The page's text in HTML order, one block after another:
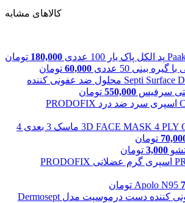
کالاهای مشابه
پد الکل پاک یار 100 عددی 180,000 تومان
بینی 50 عددی
60,000 تومان
محلول ضد عفونی كننده
سرفیس 550,000 تومان
اسپری سرد ضد درد PRODOFIX
ماسک 3 بعدی 4
تومان
3,000 تومان
اسپری گرم عضلانی PRODOFIX
تومان
محلول الکلی ضدعفونی کننده دست درموسپت مدل Dermosept